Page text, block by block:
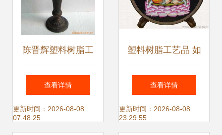
陈晋辉塑料树脂工
艺品产品系列解析
查看详情
更新时间：2026-08-08
07:48:25
塑料树脂工艺品 如
何挑选可靠源头厂
家，确保稳定的优
查看详情
更新时间：2026-08-08
23:29:55